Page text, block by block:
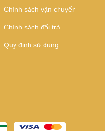
Chính sách vận chuyển
Chính sách đổi trả
Quy định sử dụng